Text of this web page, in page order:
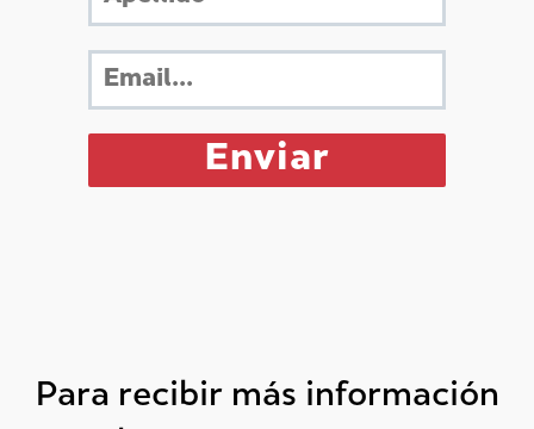
Para recibir más información